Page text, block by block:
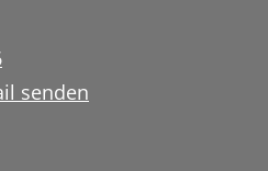
senden
auf Instragram
auf Facebook
Lerndienste auf